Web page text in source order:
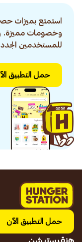
استمتع بميزات
وخصومات مميزة.
للمستخدمين
حمل التطبيق
حمل التطبيق الآن